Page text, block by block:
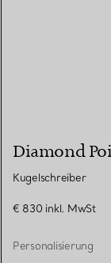
Diamond
Kugelschreiber
€ 830 inkl. MwSt
Personalisierung